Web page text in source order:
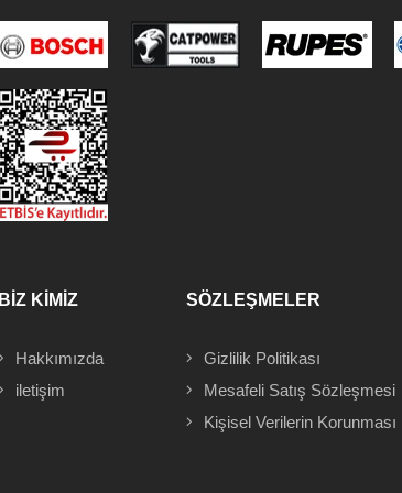
BİZ KİMİZ
Hakkımızda
iletişim
SÖZLEŞMELER
Gizlilik Politikası
Mesafeli Satış Sözleşmesi
Kişisel Verilerin Korunması